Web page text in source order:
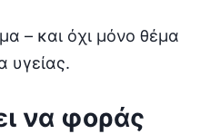
– και όχι μόνο θέμα
υγείας.
να φοράς